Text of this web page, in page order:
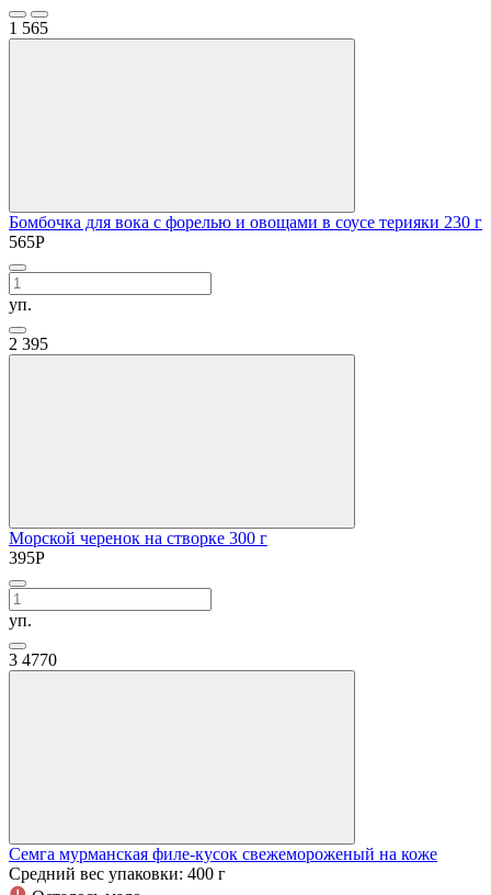
1 565
Бомбочка для вока с форелью и овощами в соусе терияки 230 г
565Р
уп.
2 395
Морской черенок на створке 300 г
395Р
уп.
3 4770
Семга мурманская филе-кусок свежемороженый на коже
Средний вес упаковки: 400 г